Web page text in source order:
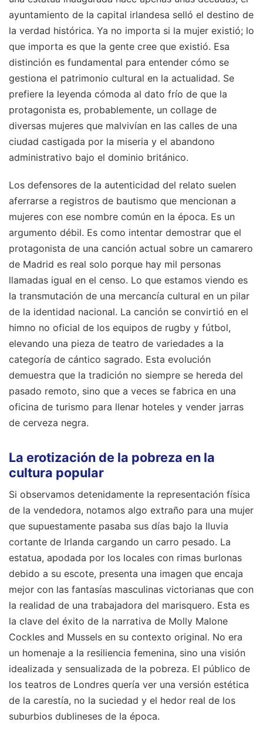
ayuntamiento de la capital irlandesa selló el destino de
la verdad histórica. Ya no importa si la mujer existió; lo
que importa es que la gente cree que existió. Esa
distinción es fundamental para entender cómo se
gestiona el patrimonio cultural en la actualidad. Se
prefiere la leyenda cómoda al dato frío de que la
protagonista es, probablemente, un collage de
diversas mujeres que malvivían en las calles de una
ciudad castigada por la miseria y el abandono
administrativo bajo el dominio británico.
Los defensores de la autenticidad del relato suelen
aferrarse a registros de bautismo que mencionan a
mujeres con ese nombre común en la época. Es un
argumento débil. Es como intentar demostrar que el
protagonista de una canción actual sobre un camarero
de Madrid es real solo porque hay mil personas
llamadas igual en el censo. Lo que estamos viendo es
la transmutación de una mercancía cultural en un pilar
de la identidad nacional. La canción se convirtió en el
himno no oficial de los equipos de rugby y fútbol,
elevando una pieza de teatro de variedades a la
categoría de cántico sagrado. Esta evolución
demuestra que la tradición no siempre se hereda del
pasado remoto, sino que a veces se fabrica en una
oficina de turismo para llenar hoteles y vender jarras
de cerveza negra.
La erotización de la pobreza en la
cultura popular
Si observamos detenidamente la representación física
de la vendedora, notamos algo extraño para una mujer
que supuestamente pasaba sus días bajo la lluvia
cortante de Irlanda cargando un carro pesado. La
estatua, apodada por los locales con rimas burlonas
debido a su escote, presenta una imagen que encaja
mejor con las fantasías masculinas victorianas que con
la realidad de una trabajadora del marisquero. Esta es
la clave del éxito de la narrativa de Molly Malone
Cockles and Mussels en su contexto original. No era
un homenaje a la resiliencia femenina, sino una visión
idealizada y sensualizada de la pobreza. El público de
los teatros de Londres quería ver una versión estética
de la carestía, no la suciedad y el hedor real de los
suburbios dublineses de la época.